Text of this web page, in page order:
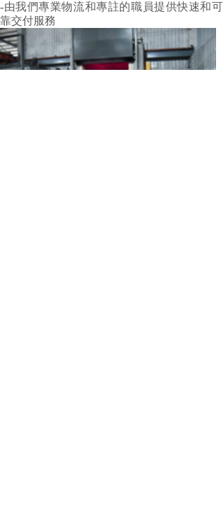
-由我們專業物流和專註的職員提供快速和可
靠交付服務